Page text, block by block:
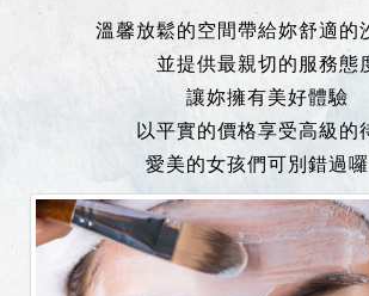
溫馨放鬆的空間帶給妳舒適的
並提供最親切的服務態
讓妳擁有美好體驗
以平實的價格享受高級的
愛美的女孩們可別錯過囉